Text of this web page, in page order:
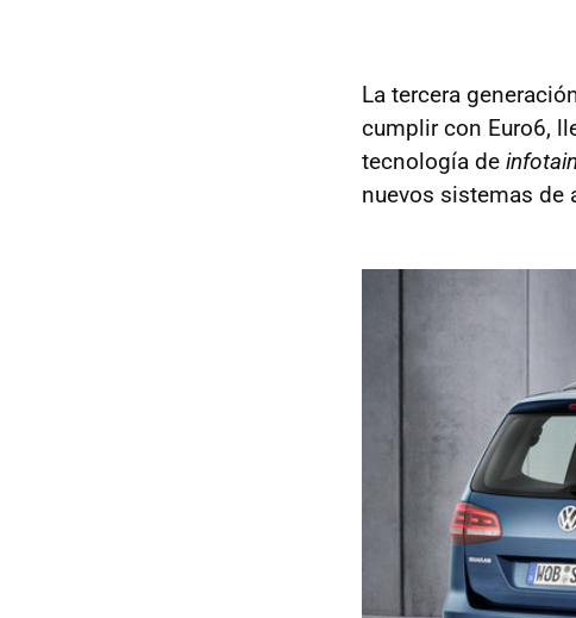
La tercera
cumplir con Euro6,
tecnología de
nuevos sistemas de